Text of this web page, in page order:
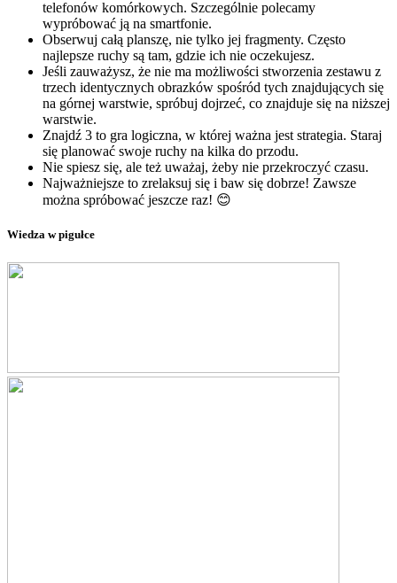
telefonów komórkowych. Szczególnie polecamy
wypróbować ją na smartfonie.
Obserwuj całą planszę, nie tylko jej fragmenty. Często
najlepsze ruchy są tam, gdzie ich nie oczekujesz.
Jeśli zauważysz, że nie ma możliwości stworzenia zestawu z
trzech identycznych obrazków spośród tych znajdujących się
na górnej warstwie, spróbuj dojrzeć, co znajduje się na niższej
warstwie.
Znajdź 3 to gra logiczna, w której ważna jest strategia. Staraj
się planować swoje ruchy na kilka do przodu.
Nie spiesz się, ale też uważaj, żeby nie przekroczyć czasu.
Najważniejsze to zrelaksuj się i baw się dobrze! Zawsze
można spróbować jeszcze raz! 😊
Wiedza w pigułce